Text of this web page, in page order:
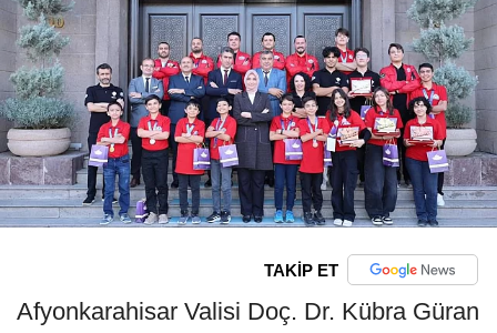
TAKİP ET
Afyonkarahisar Valisi Doç. Dr. Kübra Güran